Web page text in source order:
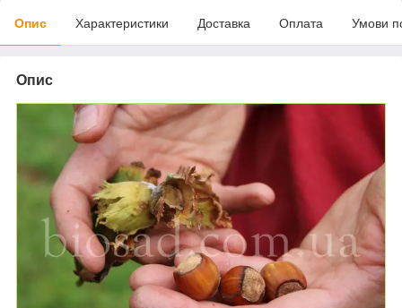
Опис Характеристики Доставка Оплата Умови
Опис